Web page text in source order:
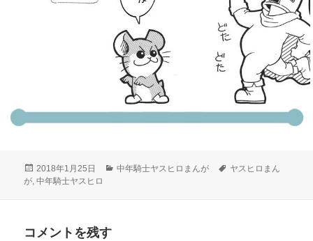
投
稿
2018年1月25日
カ
中年騎士ヤスヒロまんが
タ
ヤスヒロまん
が,中年騎士ヤスヒロ
コメントを残す